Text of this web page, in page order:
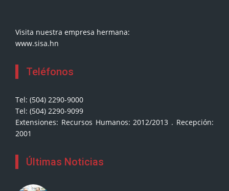
Visita nuestra empresa hermana:
www.sisa.hn
Teléfonos
Tel: (504) 2290-9000
Tel: (504) 2290-9099
Extensiones: Recursos Humanos: 2012/2013 . Recepción:
2001
Últimas Noticias